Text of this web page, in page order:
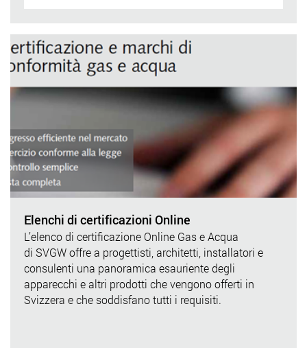
Elenchi di certificazioni Online
L’elenco di certificazione Online Gas e Acqua
di SVGW offre a progettisti, architetti, installatori e
consulenti una panoramica esauriente degli
apparecchi e altri prodotti che vengono offerti in
Svizzera e che soddisfano tutti i requisiti.